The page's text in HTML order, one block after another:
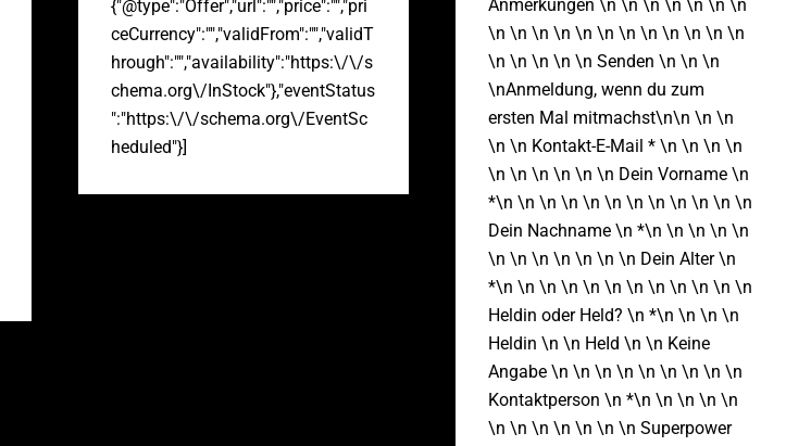
{"@type":"Offer","url":"","price":"","pri
ceCurrency":"","validFrom":"","validT
hrough":"","availability":"https:\/\/s
chema.org\/InStock"},"eventStatus
":"https:\/\/schema.org\/EventSc
heduled"}]
Anmerkungen \n \n \n \n \n \n \n
\n \n \n \n \n \n \n \n \n \n \n \n
\n \n \n \n \n Senden \n \n \n
\nAnmeldung, wenn du zum
ersten Mal mitmachst\n\n \n \n
\n \n Kontakt-E-Mail * \n \n \n \n
\n \n \n \n \n \n Dein Vorname \n
*\n \n \n \n \n \n \n \n \n \n \n \n
Dein Nachname \n *\n \n \n \n \n
\n \n \n \n \n \n \n Dein Alter \n
*\n \n \n \n \n \n \n \n \n \n \n \n
Heldin oder Held? \n *\n \n \n \n
Heldin \n \n HeId \n \n Keine
Angabe \n \n \n \n \n \n \n \n \n
Kontaktperson \n *\n \n \n \n \n
\n \n \n \n \n \n \n Superpower